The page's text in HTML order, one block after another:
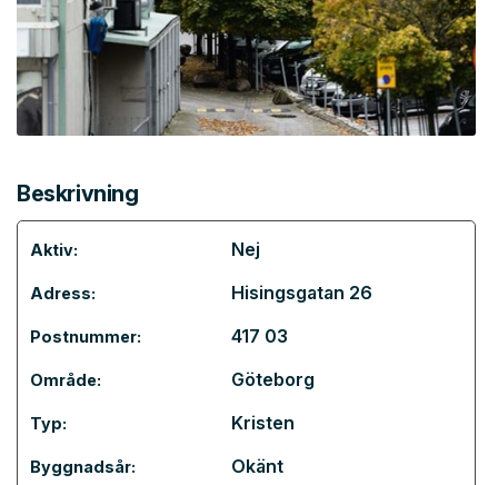
Beskrivning
Aktiv: Nej
Adress: Hisingsgatan 26
Postnummer: 417 03
Område: Göteborg
Typ: Kristen
Byggnadsår: Okänt